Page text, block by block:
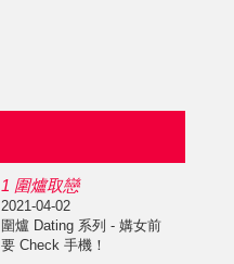
1 圍爐取戀
2021-04-02
圍爐 Dating 系列 - 媾女前
要 Check 手機！